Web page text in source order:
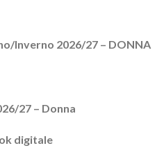
Inverno 2026/27 – DONNA
27 – Donna
digitale